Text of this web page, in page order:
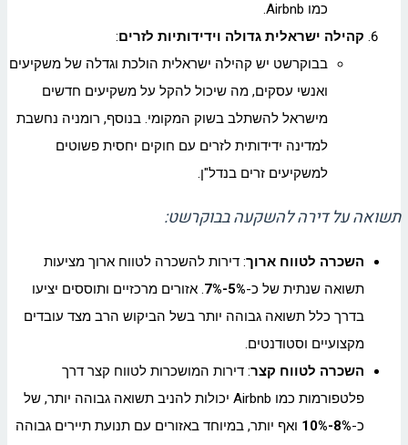
כמו Airbnb.
קהילה ישראלית גדולה וידידותיות לזרים:
בבוקרשט יש קהילה ישראלית הולכת וגדלה של משקיעים
ואנשי עסקים, מה שיכול להקל על משקיעים חדשים
מישראל להשתלב בשוק המקומי. בנוסף, רומניה נחשבת
למדינה ידידותית לזרים עם חוקים יחסית פשוטים
למשקיעים זרים בנדל"ן.
תשואה על דירה להשקעה בבוקרשט:
השכרה לטווח ארוך: דירות להשכרה לטווח ארוך מציעות
תשואה שנתית של כ-5%-7%
. אזורים מרכזיים ותוססים יציעו
בדרך כלל תשואה גבוהה יותר בשל הביקוש הרב מצד עובדים
מקצועיים וסטודנטים.
השכרה לטווח קצר: דירות המושכרות לטווח קצר דרך
פלטפורמות כמו Airbnb יכולות להניב תשואה גבוהה יותר, של
כ-8%-10%
ואף יותר, במיוחד באזורים עם תנועת תיירים גבוהה